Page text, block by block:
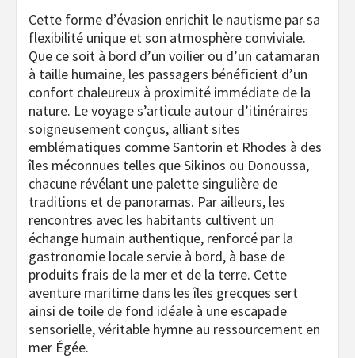
Cette forme d’évasion enrichit le nautisme par sa
flexibilité unique et son atmosphère conviviale.
Que ce soit à bord d’un voilier ou d’un catamaran
à taille humaine, les passagers bénéficient d’un
confort chaleureux à proximité immédiate de la
nature. Le voyage s’articule autour d’itinéraires
soigneusement conçus, alliant sites
emblématiques comme Santorin et Rhodes à des
îles méconnues telles que Sikinos ou Donoussa,
chacune révélant une palette singulière de
traditions et de panoramas. Par ailleurs, les
rencontres avec les habitants cultivent un
échange humain authentique, renforcé par la
gastronomie locale servie à bord, à base de
produits frais de la mer et de la terre. Cette
aventure maritime dans les îles grecques sert
ainsi de toile de fond idéale à une escapade
sensorielle, véritable hymne au ressourcement en
mer Égée.